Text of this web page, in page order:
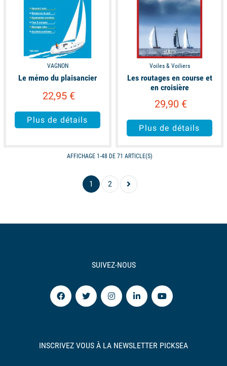
VAGNON
Le mémo du plaisancier
22,95 €
Plus de détails
Voiles & Voiliers
Les routages en course et
en croisière
29,90 €
Plus de détails
AFFICHAGE 1-48 DE 71 ARTICLE(S)
1 2
SUIVEZ-NOUS
INSCRIVEZ VOUS À LA NEWSLETTER PICKSEA